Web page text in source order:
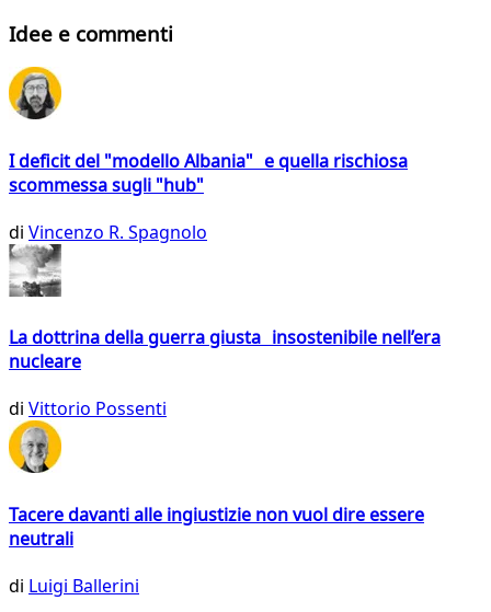
Idee e commenti
I deficit del "modello Albania" e quella rischiosa
scommessa sugli "hub"
di Vincenzo R. Spagnolo
La dottrina della guerra giusta insostenibile nell’era
nucleare
di Vittorio Possenti
Tacere davanti alle ingiustizie non vuol dire essere
neutrali
di Luigi Ballerini